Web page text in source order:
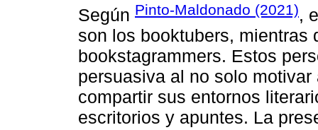
Según Pinto-Maldonado (2021),
son los booktubers, mientras
bookstagrammers. Estos
persuasiva al no solo
compartir sus entornos
escritorios y apuntes. La